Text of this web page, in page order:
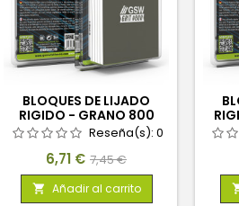
BLOQUES DE LIJADO
RIGIDO - GRANO 800
Reseña(s): 0
Precio
6,71 € Precio
base
7,45 €
 Añadir al carrito